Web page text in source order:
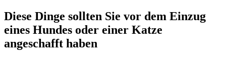
Diese Dinge sollten Sie vor dem Einzug
eines Hundes oder einer Katze
angeschafft haben